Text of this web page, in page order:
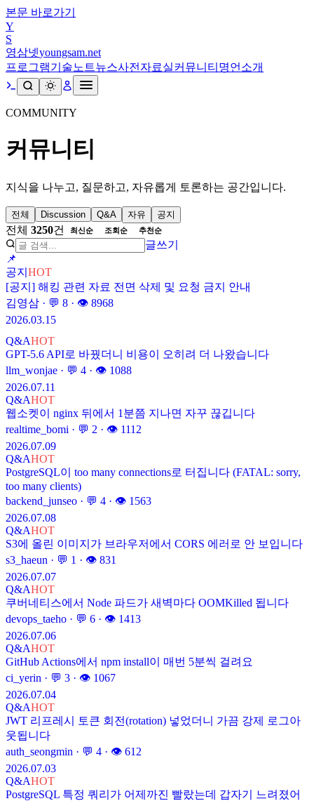
본문 바로가기
Y
S
영삼넷youngsam.net
프로그램기술노트뉴스사전 자료실커뮤니티 명언 소개
COMMUNITY
커뮤니티
지식을 나누고, 질문하고, 자유롭게 토론하는 공간입니다.
전체 Discussion Q&A 자유 공지
전체 3250건 최신순 조회순 추천순
글쓰기
📌
공지 HOT
[공지] 해킹 관련 자료 전면 삭제 및 요청 금지 안내
김영삼 · 💬 8 · 👁 8968
2026.03.15
Q&AHOT
GPT-5.6 API로 바꿨더니 비용이 오히려 더 나왔습니다
llm_wonjae · 💬 4 · 👁 1088
2026.07.11
Q&AHOT
웹소켓이 nginx 뒤에서 1분쯤 지나면 자꾸 끊깁니다
realtime_bomi · 💬 2 · 👁 1112
2026.07.09
Q&AHOT
PostgreSQL이 too many connections로 터집니다 (FATAL: sorry,
too many clients)
backend_junseo · 💬 4 · 👁 1563
2026.07.08
Q&AHOT
S3에 올린 이미지가 브라우저에서 CORS 에러로 안 보입니다
s3_haeun · 💬 1 · 👁 831
2026.07.07
Q&AHOT
쿠버네티스에서 Node 파드가 새벽마다 OOMKilled 됩니다
devops_taeho · 💬 6 · 👁 1413
2026.07.06
Q&AHOT
GitHub Actions에서 npm install이 매번 5분씩 걸려요
ci_yerin · 💬 3 · 👁 1067
2026.07.04
Q&AHOT
JWT 리프레시 토큰 회전(rotation) 넣었더니 가끔 강제 로그아
웃됩니다
auth_seongmin · 💬 4 · 👁 612
2026.07.03
Q&AHOT
PostgreSQL 특정 쿼리가 어제까진 빨랐는데 갑자기 느려졌어